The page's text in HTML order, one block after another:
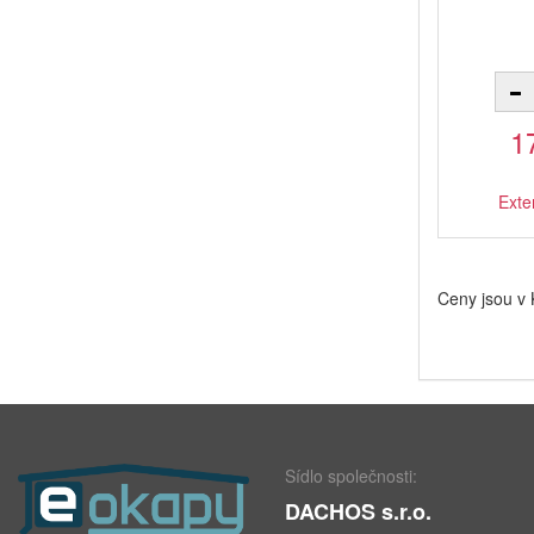
Ceny jsou v
Sídlo společnosti:
DACHOS s.r.o.